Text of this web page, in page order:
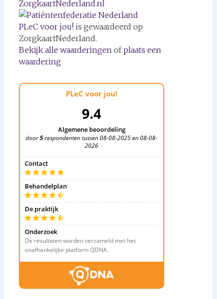
PLeC voor jou!is gewaardeerd op
ZorgkaartNederland.
Bekijk alle waarderingenofplaats een
waardering